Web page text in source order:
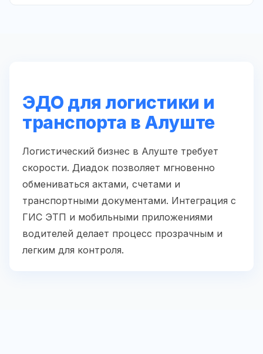
ЭДО для логистики и
транспорта в Алуште
Логистический бизнес в Алуште требует
скорости. Диадок позволяет мгновенно
обмениваться актами, счетами и
транспортными документами. Интеграция с
ГИС ЭТП и мобильными приложениями
водителей делает процесс прозрачным и
легким для контроля.